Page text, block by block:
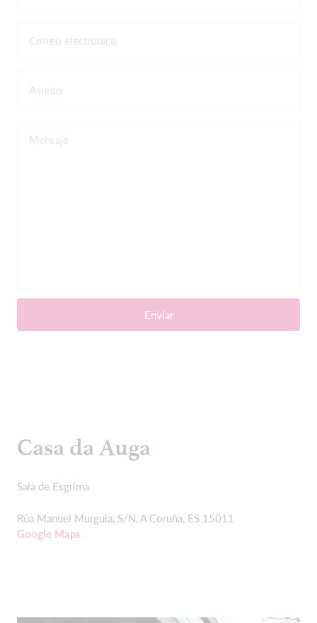
Correo electrónico
Asunto
Mensaje
Enviar
Casa da Auga
Sala de Esgrima
Rúa Manuel Murguia, S/N, A Coruña, ES 15011
Google Maps